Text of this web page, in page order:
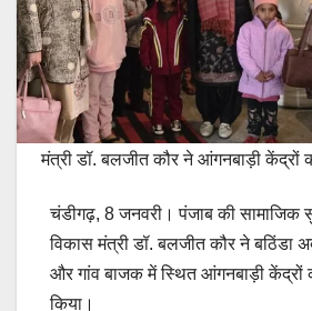
मंत्री डॉ. बलजीत कौर ने आंगनबाड़ी केंद्रों
चंडीगढ़, 8 जनवरी। पंजाब की सामाजिक
विकास मंत्री डॉ. बलजीत कौर ने बठिंडा
और गांव बाजक में स्थित आंगनबाड़ी केंद्रों
किया।